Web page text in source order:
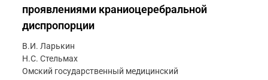
проявлениями краниоцеребральной
диспропорции
В.И. Ларькин
Н.С. Стельмах
Омский государственный медицинский